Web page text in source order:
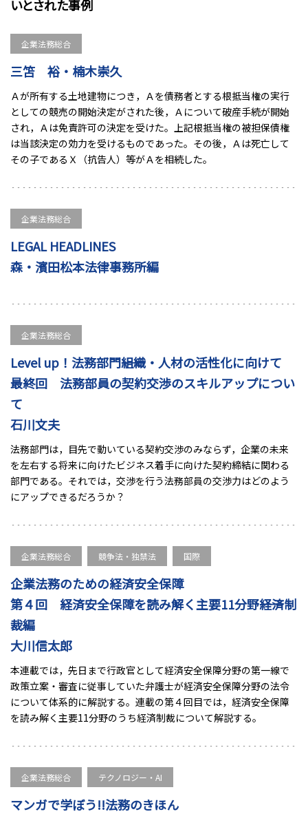
いとされた事例
企業法務総合
三笘 裕・楠木崇久
Ａが所有する土地建物につき，Ａを債務者とする根抵当権の実行
としての競売の開始決定がされた後，Ａについて破産手続が開始
され，Ａは免責許可の決定を受けた。上記根抵当権の被担保債権
は当該決定の効力を受けるものであった。その後，Ａは死亡して
その子であるＸ（抗告人）等がＡを相続した。
企業法務総合
LEGAL HEADLINES
森・濱田松本法律事務所編
企業法務総合
Level up！法務部門――組織・人材の活性化に向けて
最終回 法務部員の契約交渉のスキルアップについ
て
石川文夫
法務部門は，目先で動いている契約交渉のみならず，企業の未来
を左右する将来に向けたビジネス着手に向けた契約締結に関わる
部門である。それでは，交渉を行う法務部員の交渉力はどのよう
にアップできるだろうか？
企業法務総合 競争法・独禁法 国際
企業法務のための経済安全保障
第４回 経済安全保障を読み解く主要11分野――経済制
裁編
大川信太郎
本連載では，先日まで行政官として経済安全保障分野の第一線で
政策立案・審査に従事していた弁護士が経済安全保障分野の法令
について体系的に解説する。連載の第４回目では，経済安全保障
を読み解く主要11分野のうち経済制裁について解説する。
企業法務総合 テクノロジー・AI
マンガで学ぼう!!法務のきほん